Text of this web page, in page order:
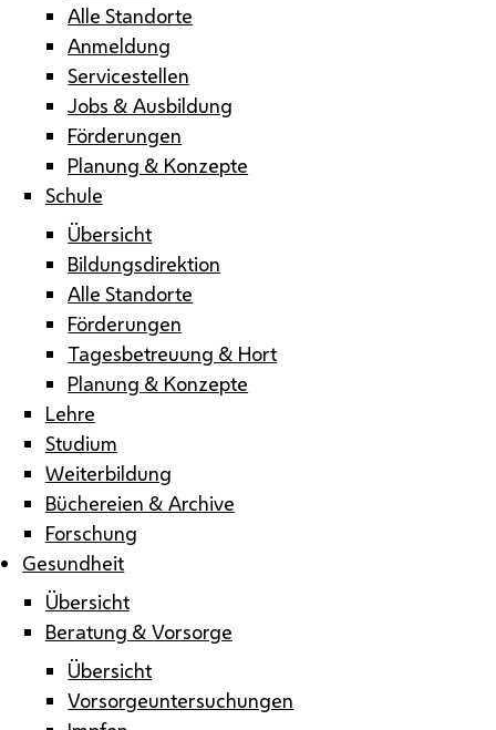
Alle Standorte
Anmeldung
Servicestellen
Jobs & Ausbildung
Förderungen
Planung & Konzepte
Schule
Übersicht
Bildungsdirektion
Alle Standorte
Förderungen
Tagesbetreuung & Hort
Planung & Konzepte
Lehre
Studium
Weiterbildung
Büchereien & Archive
Forschung
Gesundheit
Übersicht
Beratung & Vorsorge
Übersicht
Vorsorgeuntersuchungen